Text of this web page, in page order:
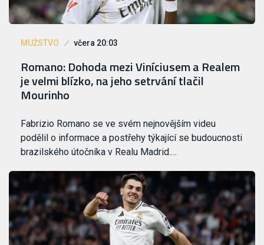
MUŽSTVO včera 20:03
Romano: Dohoda mezi Viníciusem a Realem
je velmi blízko, na jeho setrvání tlačil
Mourinho
Fabrizio Romano se ve svém nejnovějším videu
podělil o informace a postřehy týkající se budoucnosti
brazilského útočníka v Realu Madrid.…